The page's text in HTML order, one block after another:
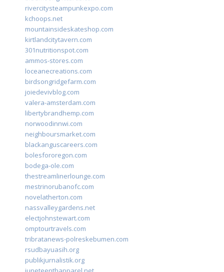
rivercitysteampunkexpo.com
kchoops.net
mountainsideskateshop.com
kirtlandcitytavern.com
301nutritionspot.com
ammos-stores.com
loceanecreations.com
birdsongridgefarm.com
joiedevivblog.com
valera-amsterdam.com
libertybrandhemp.com
norwoodinnwi.com
neighboursmarket.com
blackanguscareers.com
bolesfororegon.com
bodega-ole.com
thestreamlinerlounge.com
mestrinorubanofc.com
novelatherton.com
nassvalleygardens.net
electjohnstewart.com
omptourtravels.com
tribratanews-polreskebumen.com
rsudbayuasih.org
publikjurnalistik.org